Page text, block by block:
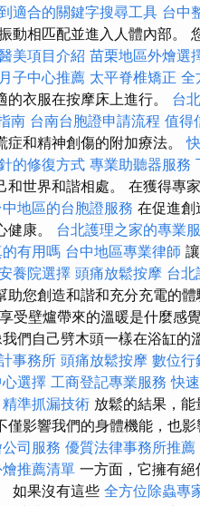
適合的關鍵字搜尋工具 台中
動相匹配並進入人體內部。
美項目介紹 苗栗地區外燴選
子中心推薦 太平脊椎矯正 全
衣服在按摩床上進行。 台
南 台南台胞證申請流程 值得
症和精神創傷的附加療法。
的修復方式 專業助聽器服務
和世界和諧相處。 在獲得專
中地區的台胞證服務 在促進創
健康。 台北護理之家的專業
有用嗎 台中地區專業律師
養院選擇 頭痛放鬆按摩 台北
您創造和諧和充分充電的體
受壁爐帶來的溫暖是什麼感
們自己劈木頭一樣在浴缸的
事務所 頭痛放鬆按摩 數位行
選擇 工商登記專業服務 快
精準抓漏技術 放鬆的結果，能
影響我們的身體機能，也影
司服務 優質法律事務所推薦
推薦清單 一方面，它擁有
如果沒有這些 全方位除蟲專